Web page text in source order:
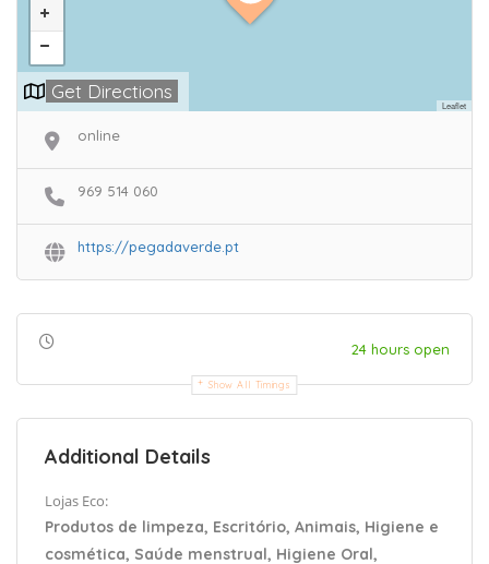
Leaflet
Get Directions
online
969 514 060
https://pegadaverde.pt
24 hours open
Show All Timings
Additional Details
Lojas Eco:
Produtos de limpeza, Escritório, Animais, Higiene e
cosmética, Saúde menstrual, Higiene Oral,